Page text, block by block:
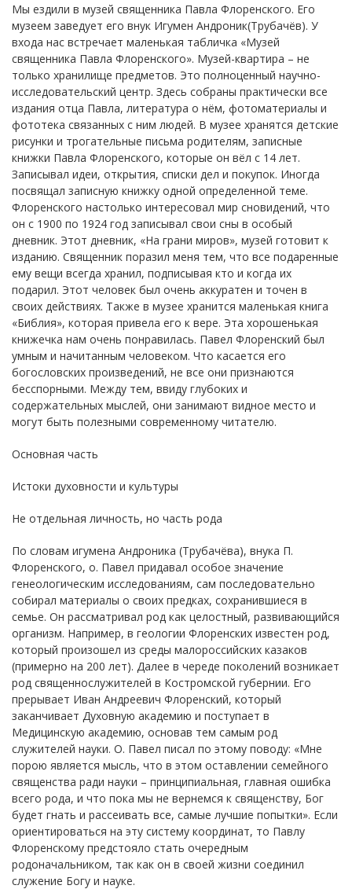
Мы ездили в музей священника Павла Флоренского. Его
музеем заведует его внук Игумен Андроник(Трубачёв). У
входа нас встречает маленькая табличка «Музей
священника Павла Флоренского». Музей-квартира – не
только хранилище предметов. Это полноценный научно-
исследовательский центр. Здесь собраны практически все
издания отца Павла, литература о нём, фотоматериалы и
фототека связанных с ним людей. В музее хранятся детские
рисунки и трогательные письма родителям, записные
книжки Павла Флоренского, которые он вёл с 14 лет.
Записывал идеи, открытия, списки дел и покупок. Иногда
посвящал записную книжку одной определенной теме.
Флоренского настолько интересовал мир сновидений, что
он с 1900 по 1924 год записывал свои сны в особый
дневник. Этот дневник, «На грани миров», музей готовит к
изданию. Священник поразил меня тем, что все подаренные
ему вещи всегда хранил, подписывая кто и когда их
подарил. Этот человек был очень аккуратен и точен в
своих действиях. Также в музее хранится маленькая книга
«Библия», которая привела его к вере. Эта хорошенькая
книжечка нам очень понравилась. Павел Флоренский был
умным и начитанным человеком. Что касается его
богословских произведений, не все они признаются
бесспорными. Между тем, ввиду глубоких и
содержательных мыслей, они занимают видное место и
могут быть полезными современному читателю.
Основная часть
Истоки духовности и культуры
Не отдельная личность, но часть рода
По словам игумена Андроника (Трубачёва), внука П.
Флоренского, о. Павел придавал особое значение
генеологическим исследованиям, сам последовательно
собирал материалы о своих предках, сохранившиеся в
семье. Он рассматривал род как целостный, развивающийся
организм. Например, в геологии Флоренских известен род,
который произошел из среды малороссийских казаков
(примерно на 200 лет). Далее в череде поколений возникает
род священнослужителей в Костромской губернии. Его
прерывает Иван Андреевич Флоренский, который
заканчивает Духовную академию и поступает в
Медицинскую академию, основав тем самым род
служителей науки. О. Павел писал по этому поводу: «Мне
порою является мысль, что в этом оставлении семейного
священства ради науки – принципиальная, главная ошибка
всего рода, и что пока мы не вернемся к священству, Бог
будет гнать и рассеивать все, самые лучшие попытки». Если
ориентироваться на эту систему координат, то Павлу
Флоренскому предстояло стать очередным
родоначальником, так как он в своей жизни соединил
служение Богу и науке.